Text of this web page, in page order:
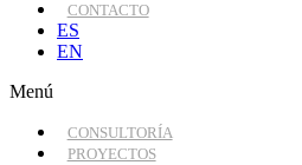
CONTACTO
ES
EN
Menú
CONSULTORÍA
PROYECTOS